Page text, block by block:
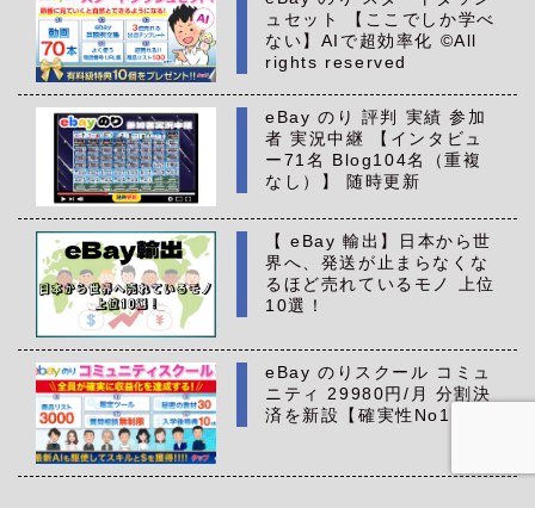
ュセット 【ここでしか学べ
ない】AIで超効率化 ©All
rights reserved
eBay のり 評判 実績 参加
者 実況中継 【インタビュ
ー71名 Blog104名（重複
なし）】 随時更新
【 eBay 輸出】日本から世
界へ、発送が止まらなくな
るほど売れているモノ 上位
10選！
eBay のりスクール コミュ
ニティ 29980円/月 分割決
済を新設【確実性No1】